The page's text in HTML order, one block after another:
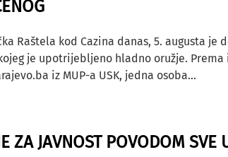
Raštela kod Cazina danas, 5. augusta je
je upotrijebljeno hladno oružje.
iz MUP-a USK, jedna osoba...
ZA JAVNOST POVODOM SVE